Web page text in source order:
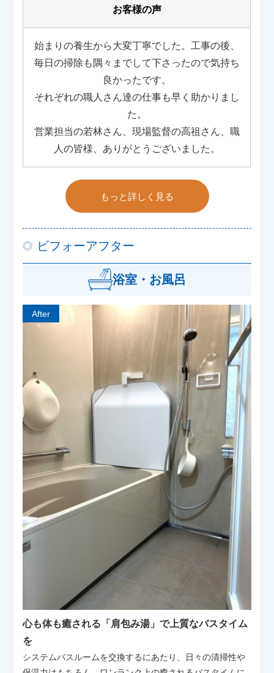
お客様の声
始まりの養生から大変丁寧でした。工事の後、
毎日の掃除も隅々までして下さったので気持ち
良かったです。
それぞれの職人さん達の仕事も早く助かりまし
た。
営業担当の若林さん、現場監督の高祖さん、職
人の皆様、ありがとうございました。
もっと詳しく見る
ビフォーアフター
浴室・お風呂
After
心も体も癒される「肩包み湯」で上質なバスタイム
を
システムバスルームを交換するにあたり、日々の清掃性や